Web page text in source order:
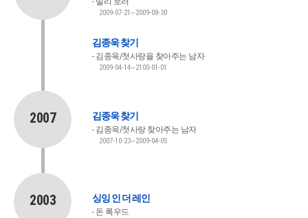
2009-07-21~2009-08-30
김종욱 찾기
김종욱/첫사랑을 찾아주는 남자
2009-04-14~2100-01-01
2007 김종욱 찾기
김종욱/첫사랑 찾아주는 남자
2007-10-23~2009-04-05
2003 싱잉 인 더 레인
돈 록우드